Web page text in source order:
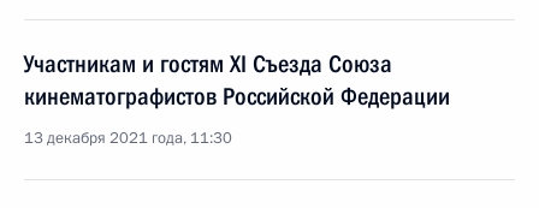
Участникам и гостям XI Съезда Союза
кинематографистов Российской Федерации
13 декабря 2021 года, 11:30